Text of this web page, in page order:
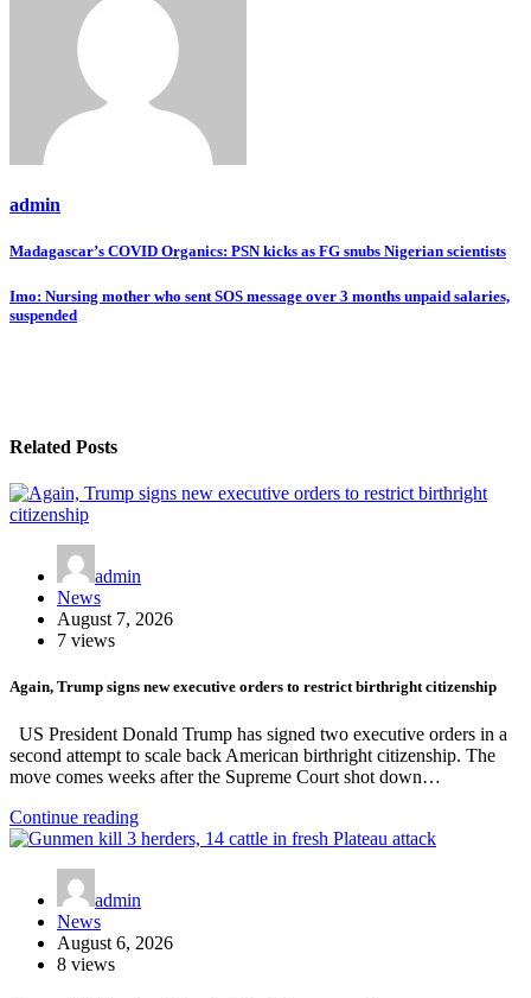
admin
Post
navigation
Madagascar’s COVID Organics: PSN kicks as FG snubs Nigerian scientists
Imo: Nursing mother who sent SOS message over 3 months unpaid salaries,
suspended
Related Posts
admin
News
August 7, 2026
7 views
Again, Trump signs new executive orders to restrict birthright citizenship
US President Donald Trump has signed two executive orders in a
second attempt to scale back American birthright citizenship. The
move comes weeks after the Supreme Court shot down…
Continue reading
admin
News
August 6, 2026
8 views